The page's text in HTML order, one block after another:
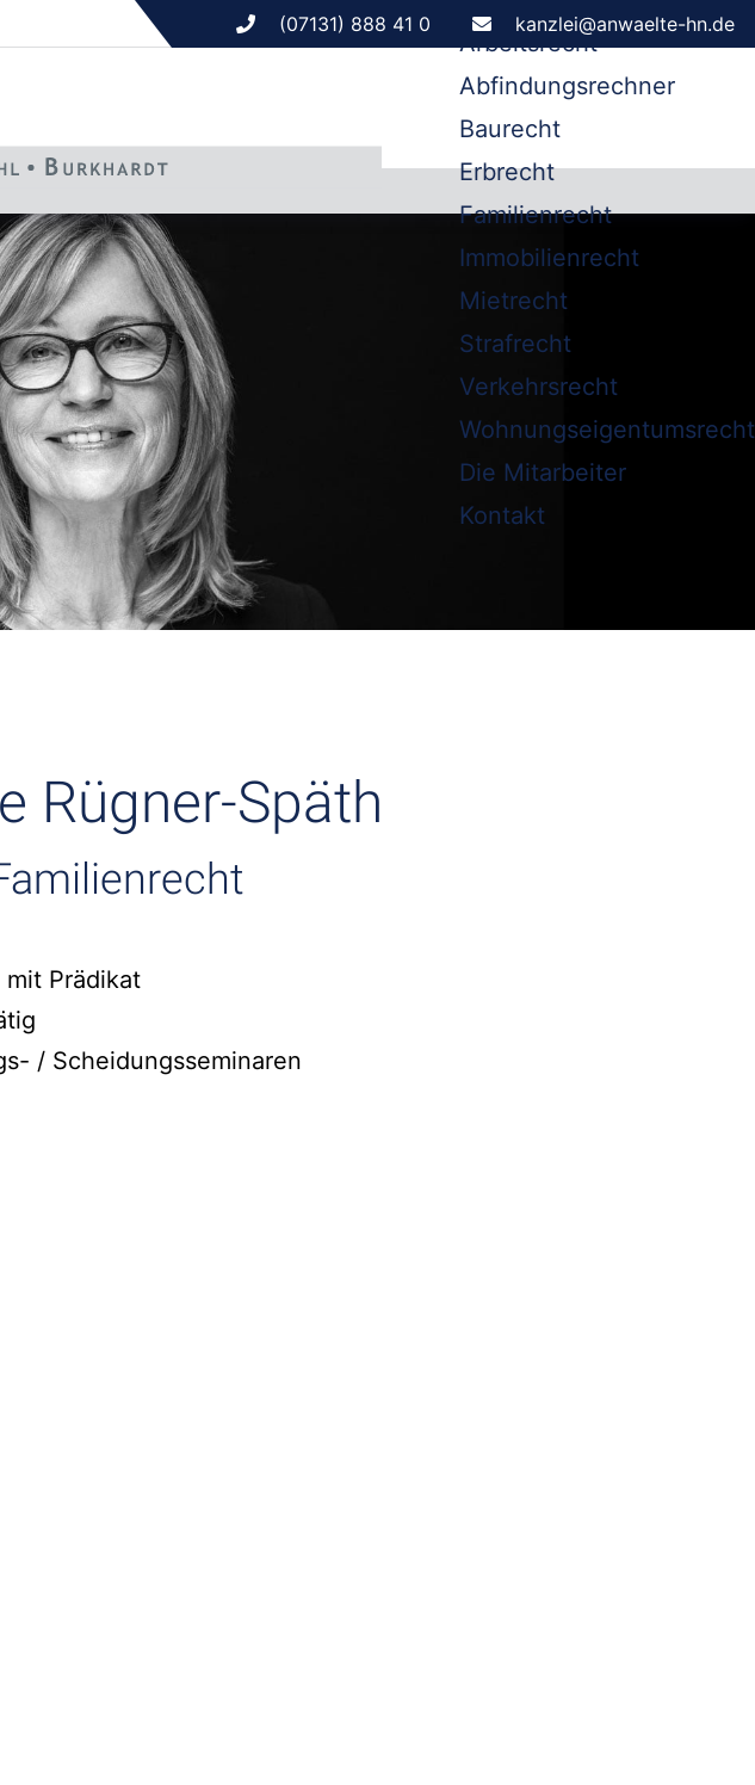
(07131) 888 41 0 kanzlei@anwaelte-hn.de
Arbeitsrecht
Abfindungsrechner
Baurecht
Erbrecht
Familienrecht
Immobilienrecht
Mietrecht
Strafrecht
Verkehrsrecht
Wohnungseigentumsrecht
Die Mitarbeiter
Kontakt
Rügner-Späth
Prädikat
/ Scheidungsseminaren